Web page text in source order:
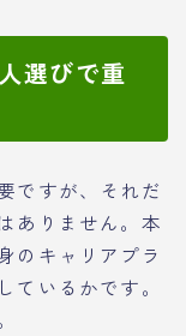
選びで重
ですが、それだ
ありません。本
のキャリアプラ
ているかです。